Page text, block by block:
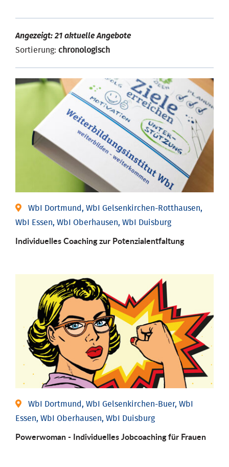
Angezeigt: 21 aktuelle Angebote
Sortierung: chronologisch
WbI Dortmund, WbI Gelsenkirchen-Rotthausen,
WbI Essen, WbI Oberhausen, WbI Duisburg
Individuelles Coaching zur Potenzialentfaltung
WbI Dortmund, WbI Gelsenkirchen-Buer, WbI
Essen, WbI Oberhausen, WbI Duisburg
Powerwoman - Individu­elles Job­coaching für Frauen